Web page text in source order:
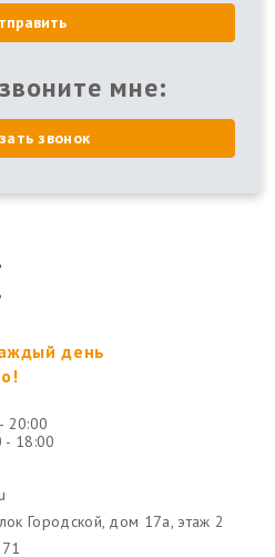
мне:
звонок
день
20:00
- 18:00
Городской, дом 17а, этаж 2